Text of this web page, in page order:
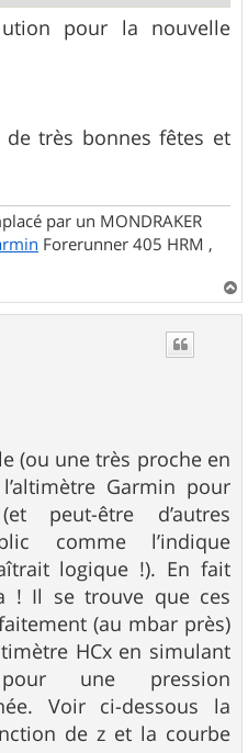
pour la nouvelle
très bonnes fêtes et
par un MONDRAKER
Forerunner 405 HRM ,
a
(ou une très proche en
Garmin pour
peut-être d’autres
comme l’indique
logique !). En fait
! Il se trouve que ces
(au mbar près)
HCx en simulant
une pression
Voir ci-dessous la
de z et la courbe